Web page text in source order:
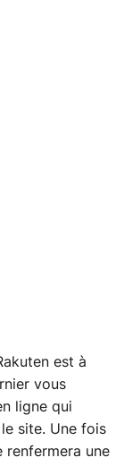
est à
vous
ligne qui
site. Une fois
renfermera une